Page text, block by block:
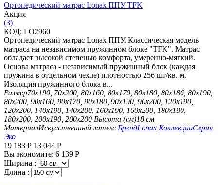
Ортопедический матрас Lonax ППУ TFK
Aкция
(3)
КОД: LO2960
Ортопедический матрас Lonax ППУ. Классическая модель
матраса на независимом пружинном блоке "TFK". Матрас
обладает высокой степенью комфорта, умеренно-мягкий.
Основа матраса - независимый пружинный блок (каждая
пружина в отдельном чехле) плотностью 256 шт/кв. м.
Изоляция пружинного блока в...
Размер70х190, 70х200, 80х160, 80х170, 80х180, 80х186, 80х190,
80х200, 90х160, 90х170, 90х180, 90х190, 90х200, 120х190,
120х200, 140х190, 140х200, 160х190, 160х200, 180х190,
180х200, 200х190, 200х200 Высота (см)18 см
МатериалИскусственный латекс БрендLonax КоллекцииСерия
Эко
19 183 Р 13 044 Р
Вы экономите: 6 139 Р
Ширина :
Длина :